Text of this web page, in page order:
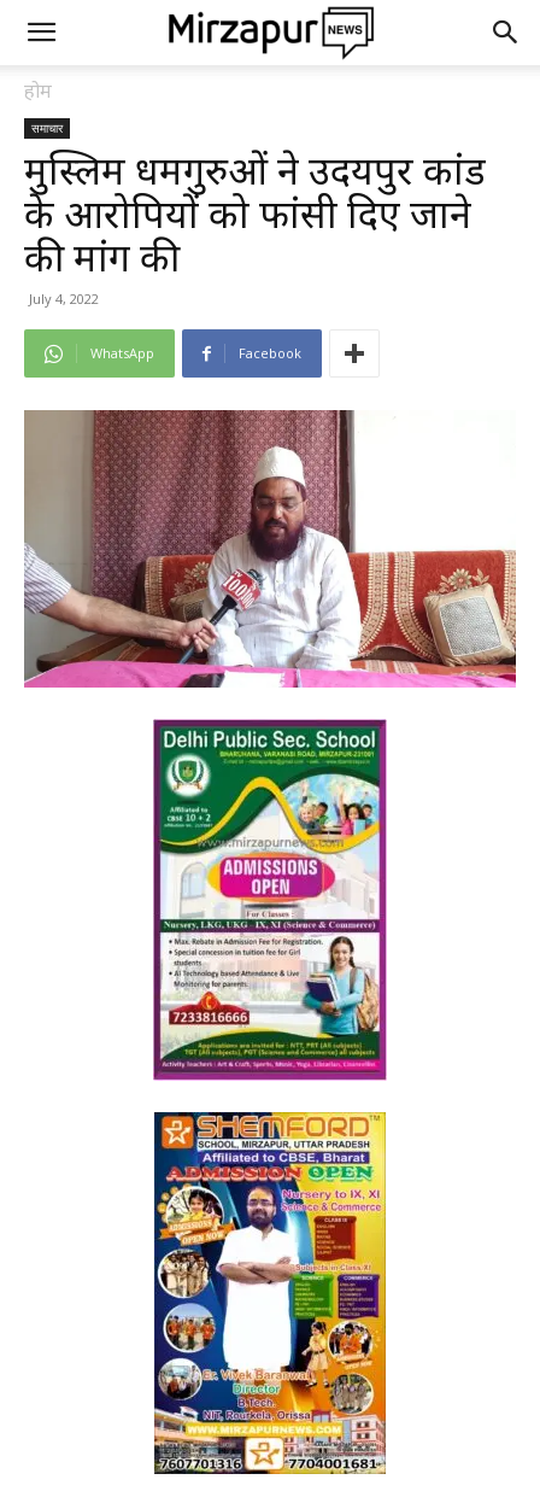
होम
समाचार
मुस्लिम धर्मगुरुओं ने उदयपुर कांड
के आरोपियों को फांसी दिए जाने
की मांग की
July 4, 2022
WhatsApp Facebook